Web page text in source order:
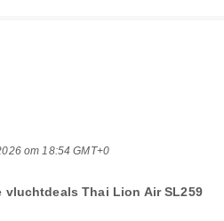
om 18:54 GMT+0
vluchtdeals Thai Lion Air SL259